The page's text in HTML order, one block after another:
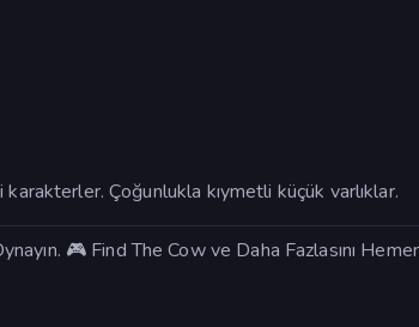
Çoğunlukla kıymetli küçük varlıklar.
🎮 Find The Cow ve Daha Fazlasını